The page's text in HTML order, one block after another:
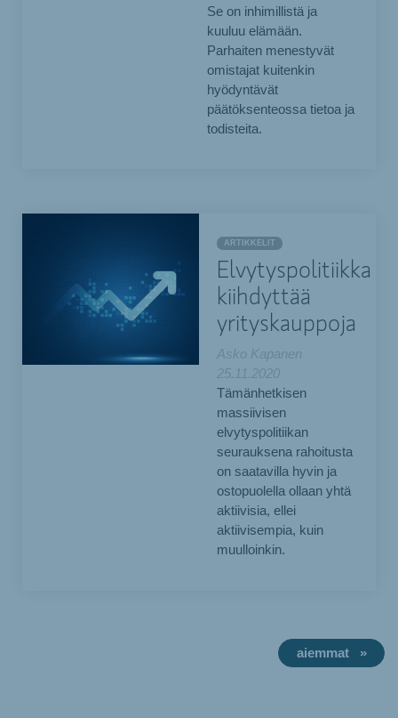
Se on inhimillistä ja
kuuluu elämään.
Parhaiten menestyvät
omistajat kuitenkin
hyödyntävät
päätöksenteossa tietoa ja
todisteita.
ARTIKKELIT
Elvytyspolitiikka
kiihdyttää
yrityskauppoja
Asko Kapanen
25.11.2020
Tämänhetkisen
massiivisen
elvytyspolitiikan
seurauksena rahoitusta
on saatavilla hyvin ja
ostopuolella ollaan yhtä
aktiivisia, ellei
aktiivisempia, kuin
muulloinkin.
aiemmat